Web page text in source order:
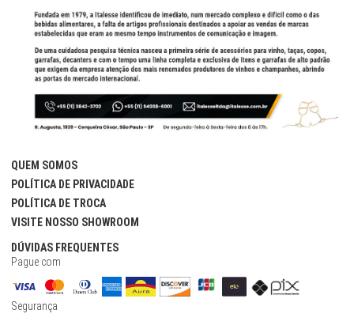
QUEM SOMOS
POLÍTICA DE PRIVACIDADE
POLÍTICA DE TROCA
VISITE NOSSO SHOWROOM
DÚVIDAS FREQUENTES
Pague com
Segurança